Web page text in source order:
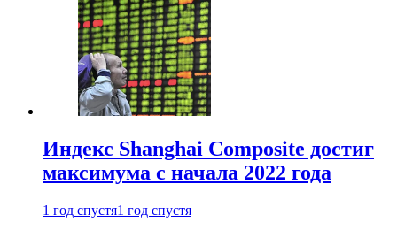
Индекс Shanghai Composite достиг
максимума с начала 2022 года
1 год спустя1 год спустя